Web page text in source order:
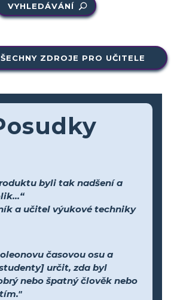
VYHLEDÁVÁNÍ
ZDROJE PRO UČITELE
byli tak nadšení a
a učitel výukové techniky
časovou osu a
určit, zda byl
nebo špatný člověk nebo